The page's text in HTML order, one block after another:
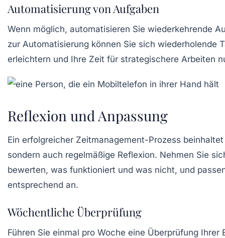
Automatisierung von Aufgaben
Wenn möglich, automatisieren Sie wiederkehrende
zur Automatisierung können Sie sich wiederholende
erleichtern und Ihre Zeit für strategischere Arbeiten
Reflexion und Anpassung
Ein erfolgreicher Zeitmanagement-Prozess
sondern auch regelmäßige Reflexion. Nehmen Sie
bewerten, was funktioniert und was nicht, und
entsprechend an.
Wöchentliche Überprüfung
Führen Sie einmal pro Woche eine Überprüfung Ihrer